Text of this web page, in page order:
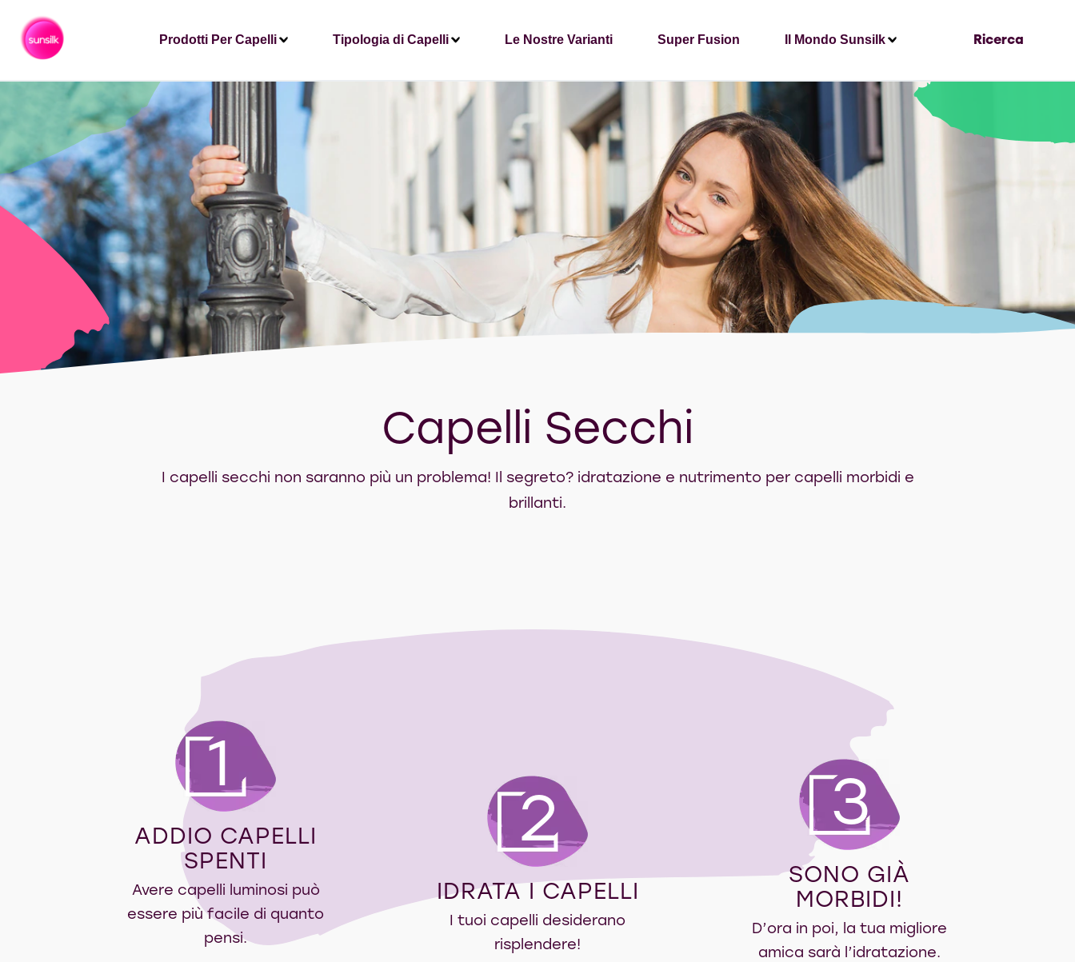
Ricerca
Prodotti Per Capelli Tipologia di Capelli Le Nostre Varianti Super Fusion Il Mondo Sunsilk
Capelli Secchi
I capelli secchi non saranno più un problema! Il segreto? idratazione e nutrimento per capelli morbidi e
brillanti.
ADDIO CAPELLI
SPENTI
1
Avere capelli luminosi può
essere più facile di quanto
pensi.
IDRATA I CAPELLI
2
I tuoi capelli desiderano
risplendere!
SONO GIÀ
MORBIDI!
3
D’ora in poi, la tua migliore
amica sarà l’idratazione.